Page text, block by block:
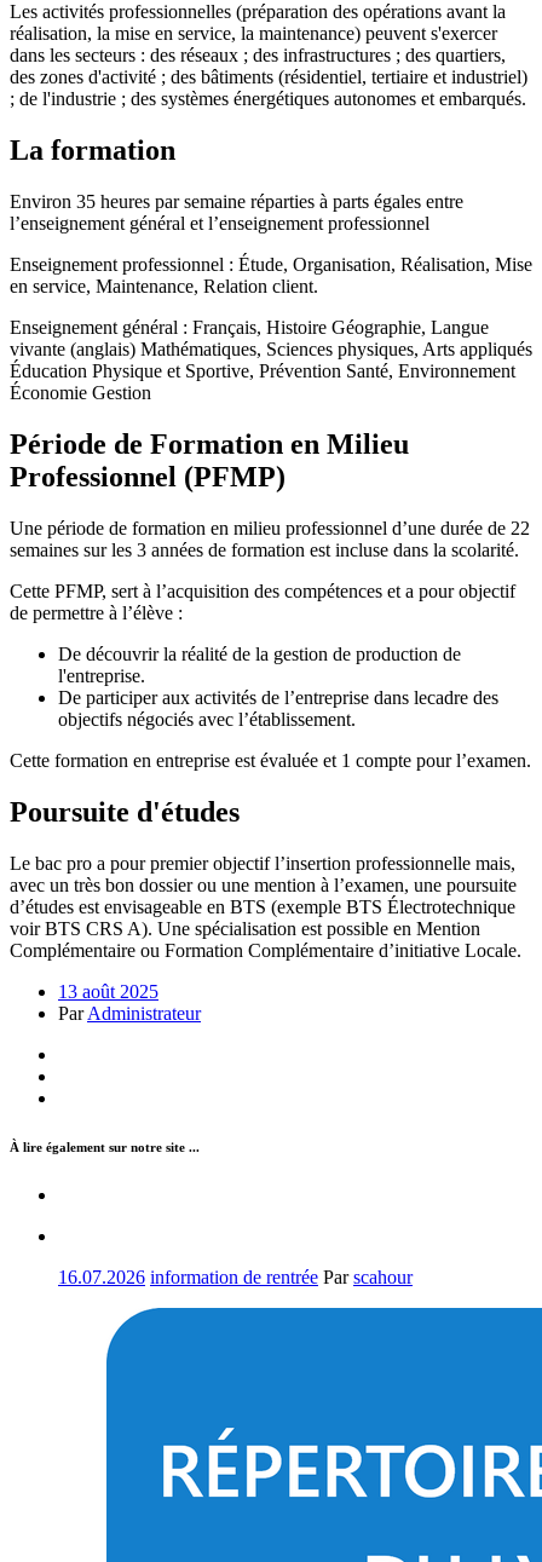
Les activités professionnelles (préparation des opérations avant la
réalisation, la mise en service, la maintenance) peuvent s'exercer
dans les secteurs : des réseaux ; des infrastructures ; des quartiers,
des zones d'activité ; des bâtiments (résidentiel, tertiaire et industriel)
; de l'industrie ; des systèmes énergétiques autonomes et embarqués.
La formation
Environ 35 heures par semaine réparties à parts égales entre
l’enseignement général et l’enseignement professionnel
Enseignement professionnel : Étude, Organisation, Réalisation, Mise
en service, Maintenance, Relation client.
Enseignement général : Français, Histoire Géographie, Langue
vivante (anglais) Mathématiques, Sciences physiques, Arts appliqués
Éducation Physique et Sportive, Prévention Santé, Environnement
Économie Gestion
Période de Formation en Milieu
Professionnel (PFMP)
Une période de formation en milieu professionnel d’une durée de 22
semaines sur les 3 années de formation est incluse dans la scolarité.
Cette PFMP, sert à l’acquisition des compétences et a pour objectif
de permettre à l’élève :
De découvrir la réalité de la gestion de production de
l'entreprise.
De participer aux activités de l’entreprise dans lecadre des
objectifs négociés avec l’établissement.
Cette formation en entreprise est évaluée et 1 compte pour l’examen.
Poursuite d'études
Le bac pro a pour premier objectif l’insertion professionnelle mais,
avec un très bon dossier ou une mention à l’examen, une poursuite
d’études est envisageable en BTS (exemple BTS Électrotechnique
voir BTS CRS A). Une spécialisation est possible en Mention
Complémentaire ou Formation Complémentaire d’initiative Locale.
13 août 2025
ParAdministrateur
À lire également sur notre site ...
16.07.2026 information de rentrée Parscahour